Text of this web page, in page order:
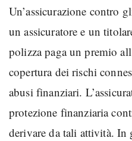
Un’assicurazione contro
un assicuratore e un
polizza paga un premio
copertura dei rischi
abusi finanziari.
protezione finanziaria
derivare da tali attività. In